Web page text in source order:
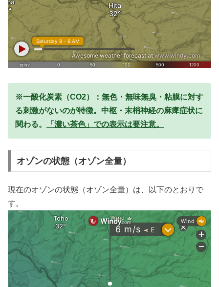
※一酸化炭素（CO2）：無色・無味無臭・粘膜に対す
る刺激がないのが特徴。中枢・末梢神経の麻痺症状に
関わる。
「濃い茶色」での表示は要注意。
オゾンの状態（オゾン全量）
現在のオゾンの状態（オゾン全量）は、以下のとおりで
す。